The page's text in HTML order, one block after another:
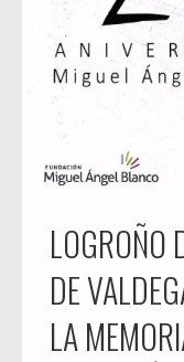
LOGROÑO
DE
LA